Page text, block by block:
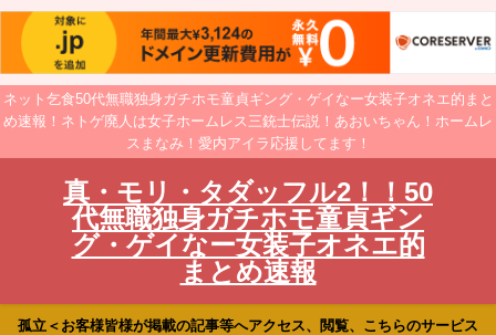
ネット乞食50代無職独身ガチホモ童貞ギング・ゲイなー女装子オネエ的まと
め速報！ネトゲ廃人は女子ホームレス三銃士伝説！あおいちゃん！ホームレ
スまなみ！愛内アイラ応援してます！
真・モリ・タダッフル2！！50
代無職独身ガチホモ童貞ギン
グ・ゲイなー女装子オネエ的
まとめ速報
孤立＜お客様皆様が掲載の記事等へアクセス、閲覧、こちらのサービス